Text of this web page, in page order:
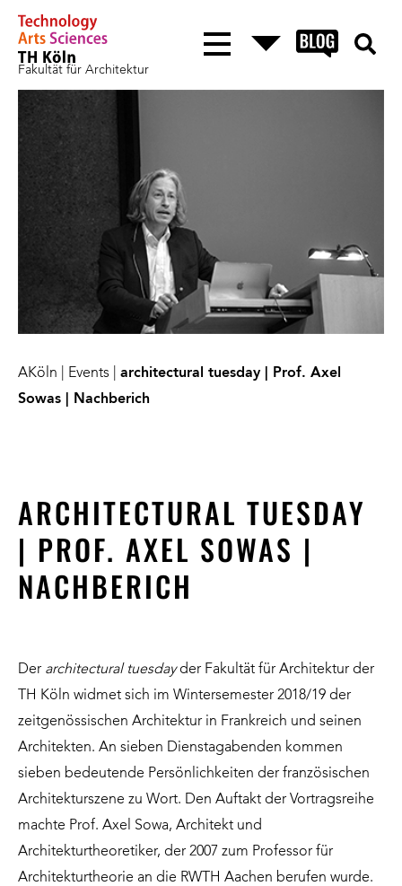
Fakultät für Architektur
AKöln Events
architectural tuesday | Prof. Axel
Sowas | Nachberich
ARCHITECTURAL TUESDAY
| PROF. AXEL SOWAS |
NACHBERICH
Der architectural tuesdayder Fakultät für Architektur der
TH Köln widmet sich im Wintersemester 2018/19 der
zeitgenössischen Architektur in Frankreich und seinen
Architekten. An sieben Dienstagabenden kommen
sieben bedeutende Persönlichkeiten der französischen
Architekturszene zu Wort. Den Auftakt der Vortragsreihe
machte Prof. Axel Sowa, Architekt und
Architekturtheoretiker, der 2007 zum Professor für
Architekturtheorie an die RWTH Aachen berufen wurde.